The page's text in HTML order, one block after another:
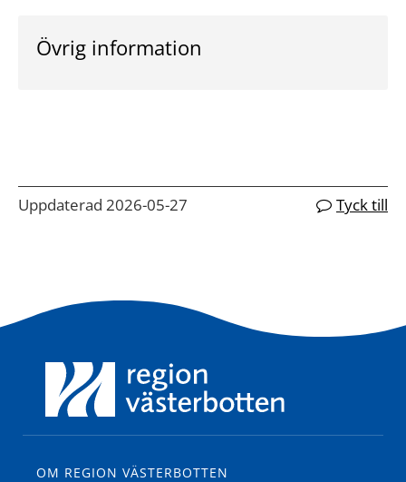
Övrig information
Uppdaterad 2026-05-27 Tyck till
OM REGION VÄSTERBOTTEN